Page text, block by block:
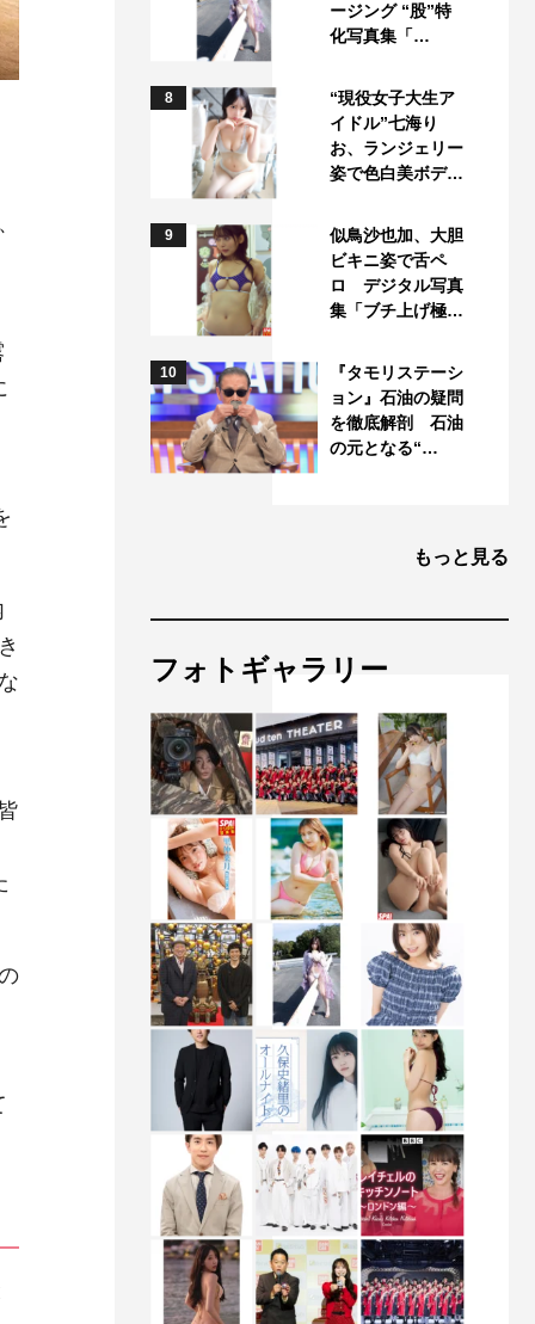
ージング “股”特
化写真集「…
8
“現役女子大生ア
イドル”七海り
お、ランジェリー
姿で色白美ボデ…
9
似鳥沙也加、大胆
ビキニ姿で舌ペ
ロ デジタル写真
集「ブチ上げ極…
10
『タモリステーシ
ョン』石油の疑問
を徹底解剖 石油
の元となる“…
もっと見る
フォトギャラリー